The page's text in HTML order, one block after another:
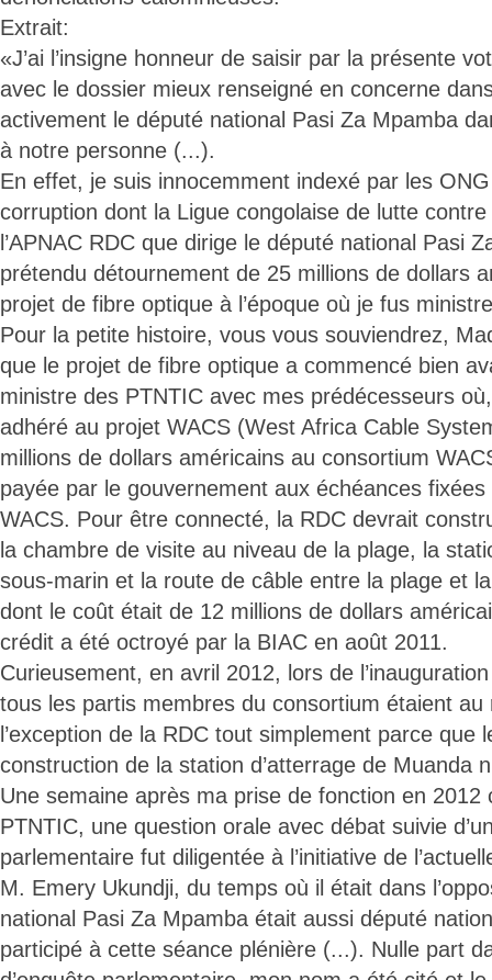
Extrait:
«J’ai l’insigne honneur de saisir par la présente
avec le dossier mieux renseigné en concerne
activement le député national Pasi Za Mpamba
à notre personne (...).
En effet, je suis innocemment indexé par les
corruption dont la Ligue congolaise de lutte
l’APNAC RDC que dirige le député national Pasi
prétendu détournement de 25 millions de dollars
projet de fibre optique à l’époque où je fus
Pour la petite histoire, vous vous souviendrez,
que le projet de fibre optique a commencé bien
ministre des PTNTIC avec mes prédécesseurs
adhéré au projet WACS (West Africa Cable
millions de dollars américains au consortium
payée par le gouvernement aux échéances
WACS. Pour être connecté, la RDC devrait
la chambre de visite au niveau de la plage, la
sous-marin et la route de câble entre la plage et
dont le coût était de 12 millions de dollars
crédit a été octroyé par la BIAC en août 2011.
Curieusement, en avril 2012, lors de
tous les partis membres du consortium étaient au
l’exception de la RDC tout simplement parce que
construction de la station d’atterrage de Muanda
Une semaine après ma prise de fonction en 2012
PTNTIC, une question orale avec débat suivie
parlementaire fut diligentée à l’initiative de
M. Emery Ukundji, du temps où il était dans
national Pasi Za Mpamba était aussi député
participé à cette séance plénière (...). Nulle part